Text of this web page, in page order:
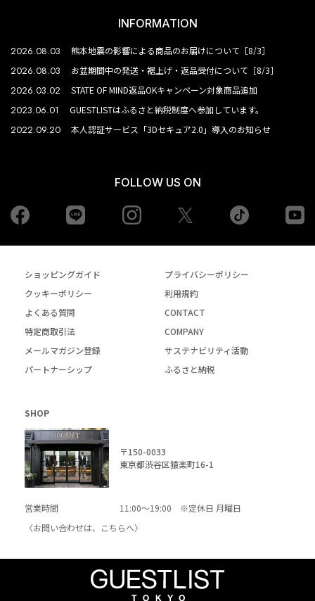
INFORMATION
2026.08.03 熊本地震の影響による商品のお届けについて［8/3］
2026.08.03 お盆期間中の発送・裾上げ・返品受付について［8/3］
2026.03.02 STATE OF MIND返品OKキャンペーン対象商品追加
2023.06.01 GUESTLISTはふるさと納税制度へ参加しています。
2022.09.20 本人認証サービス「3Dセキュア2.0」導入のお知らせ
FOLLOW US ON
Facebook Instagram tiktok
ショッピングガイド
プライバシーポリシー
クッキーポリシー
利用規約
よくある質問
CONTACT
特定商取引法
COMPANY
メールマガジン登録
サステナビリティ活動
パートナーシップ
ふるさと納税
SHOP
〒150-0033
東京都渋谷区猿楽町16-1
営業時間
11:00～19:00 ※定休日 月曜日
〈お問い合わせは、
こちらへ〉